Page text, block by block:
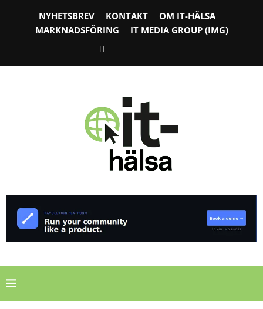
NYHETSBREV KONTAKT
OM IT-HÄLSA
MARKNADSFÖRING
IT MEDIA GROUP (IMG)